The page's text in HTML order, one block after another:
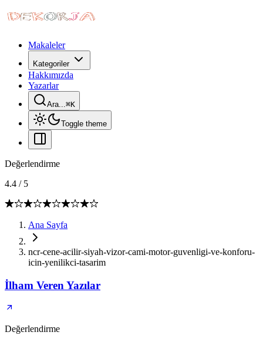
Makaleler
Kategoriler
Hakkımızda
Yazarlar
Ara...⌘K
Toggle theme
Değerlendirme
4.4 / 5
Ana Sayfa
ncr-cene-acilir-siyah-vizor-cami-motor-guvenligi-ve-konforu-
icin-yenilikci-tasarim
İlham Veren Yazılar
Değerlendirme